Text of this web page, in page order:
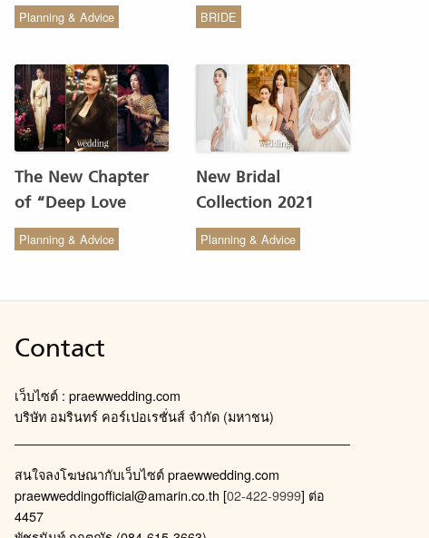
ตูร์ จากห้องเสื้อ Vanus
Couture
Planning & Advice
รังสรรค์จากห้องเสื้อ
Monique Wedding
BRIDE
The New Chapter
of “Deep Love
Wedding Studio” :
รังสรรค์ผ้าทอของไทยให้
Planning & Advice
New Bridal
Collection 2021
from COCO CHIC
สวย เรียบง่าย สไตล์มินิ
Planning & Advice
Contact
เว็บไซต์ : praewwedding.com
บริษัท อมรินทร์ คอร์เปอเรชั่นส์ จำกัด (มหาชน)
สนใจลงโฆษณากับเว็บไซต์ praewwedding.com
praewweddingofficial@amarin.co.th [02-422-9999] ต่อ
4457